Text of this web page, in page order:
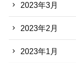
2023年3月
2023年2月
2023年1月